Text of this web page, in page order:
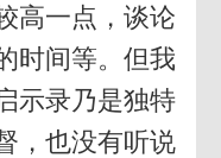
高一点，谈论
时间等。但我
示录乃是独特
，也没有听说